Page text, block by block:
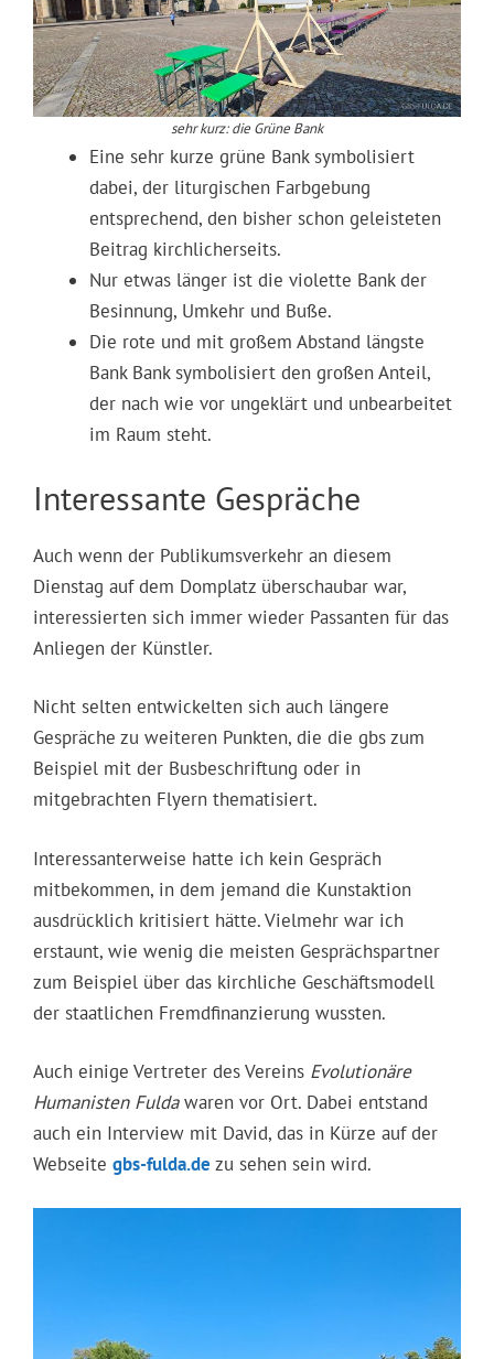
sehr kurz: die Grüne Bank
Eine sehr kurze grüne Bank symbolisiert
dabei, der liturgischen Farbgebung
entsprechend, den bisher schon geleisteten
Beitrag kirchlicherseits.
Nur etwas länger ist die violette Bank der
Besinnung, Umkehr und Buße.
Die rote und mit großem Abstand längste
Bank Bank symbolisiert den großen Anteil,
der nach wie vor ungeklärt und unbearbeitet
im Raum steht.
Interessante Gespräche
Auch wenn der Publikumsverkehr an diesem
Dienstag auf dem Domplatz überschaubar war,
interessierten sich immer wieder Passanten für das
Anliegen der Künstler.
Nicht selten entwickelten sich auch längere
Gespräche zu weiteren Punkten, die die gbs zum
Beispiel mit der Busbeschriftung oder in
mitgebrachten Flyern thematisiert.
Interessanterweise hatte ich kein Gespräch
mitbekommen, in dem jemand die Kunstaktion
ausdrücklich kritisiert hätte. Vielmehr war ich
erstaunt, wie wenig die meisten Gesprächspartner
zum Beispiel über das kirchliche Geschäftsmodell
der staatlichen Fremdfinanzierung wussten.
Auch einige Vertreter des Vereins Evolutionäre
Humanisten Fuldawaren vor Ort. Dabei entstand
auch ein Interview mit David, das in Kürze auf der
Webseite gbs-fulda.de zu sehen sein wird.